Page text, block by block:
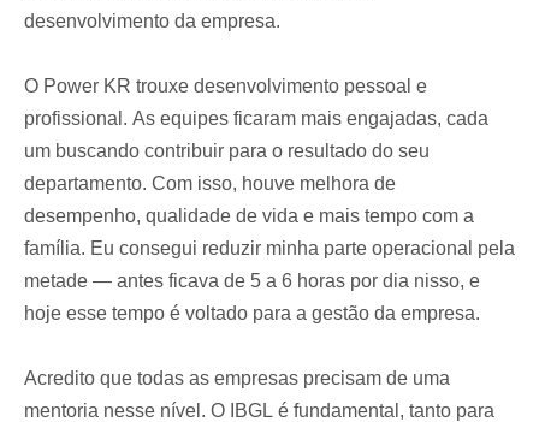
desenvolvimento da empresa.
O Power KR trouxe desenvolvimento pessoal e
profissional. As equipes ficaram mais engajadas, cada
um buscando contribuir para o resultado do seu
departamento. Com isso, houve melhora de
desempenho, qualidade de vida e mais tempo com a
família. Eu consegui reduzir minha parte operacional pela
metade — antes ficava de 5 a 6 horas por dia nisso, e
hoje esse tempo é voltado para a gestão da empresa.
Acredito que todas as empresas precisam de uma
mentoria nesse nível. O IBGL é fundamental, tanto para